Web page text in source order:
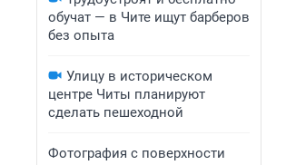
обучат — в Чите ищут барберов
без опыта
Улицу в историческом
центре Читы планируют
сделать пешеходной
Фотография с поверхности